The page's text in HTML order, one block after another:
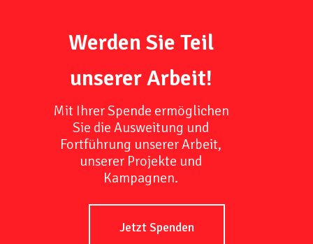
Werden Sie Teil
unserer Arbeit!
Mit Ihrer Spende ermöglichen
Sie die Ausweitung und
Fortführung unserer Arbeit,
unserer Projekte und
Kampagnen.
Jetzt Spenden